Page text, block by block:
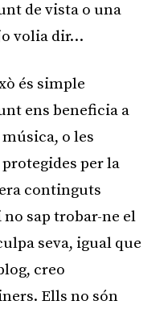
de vista o una
volia dir…
és simple
ens beneficia a
o les
protegides per la
continguts
sap trobar-ne el
seva, igual que
creo
Ells no són